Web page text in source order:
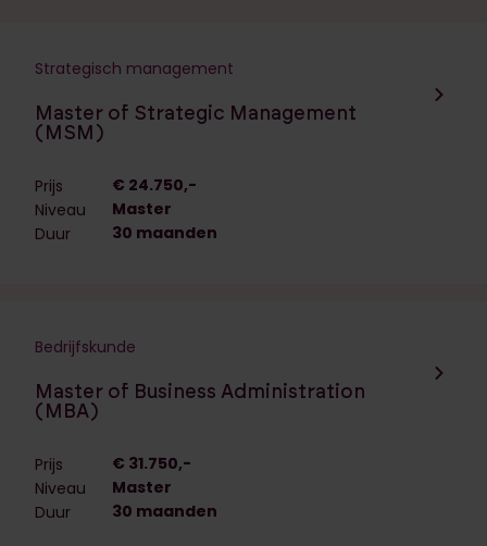
Strategisch management
Master of Strategic Management
(MSM)
Prijs
€ 24.750,-
Niveau
Master
Duur
30 maanden
Bedrijfskunde
Master of Business Administration
(MBA)
Prijs
€ 31.750,-
Niveau
Master
Duur
30 maanden